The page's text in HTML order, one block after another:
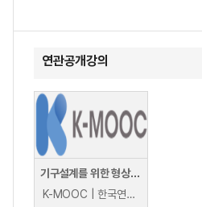
연관공개강의
기구설계를 위한 형상 모델링
K-MOOC | 한국연구재단 산업교육센터 안상욱